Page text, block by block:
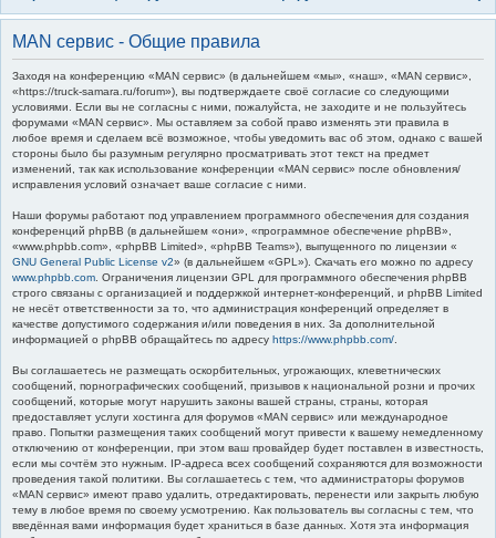
о
MAN сервис - Общие правила
Заходя на конференцию «MAN сервис» (в дальнейшем «мы», «наш», «MAN сервис»,
«https://truck-samara.ru/forum»), вы подтверждаете своё согласие со следующими
условиями. Если вы не согласны с ними, пожалуйста, не заходите и не пользуйтесь
форумами «MAN сервис». Мы оставляем за собой право изменять эти правила в
любое время и сделаем всё возможное, чтобы уведомить вас об этом, однако с вашей
стороны было бы разумным регулярно просматривать этот текст на предмет
изменений, так как использование конференции «MAN сервис» после обновления/
исправления условий означает ваше согласие с ними.
Наши форумы работают под управлением программного обеспечения для создания
конференций phpBB (в дальнейшем «они», «программное обеспечение phpBB»,
«www.phpbb.com», «phpBB Limited», «phpBB Teams»), выпущенного по лицензии «
GNU General Public License v2» (в дальнейшем «GPL»). Скачать его можно по адресу
www.phpbb.com . Ограничения лицензии GPL для программного обеспечения phpBB
строго связаны с организацией и поддержкой интернет-конференций, и phpBB Limited
не несёт ответственности за то, что администрация конференций определяет в
качестве допустимого содержания и/или поведения в них. За дополнительной
информацией о phpBB обращайтесь по адресу https://www.phpbb.com/
Вы соглашаетесь не размещать оскорбительных, угрожающих, клеветнических
сообщений, порнографических сообщений, призывов к национальной розни и прочих
сообщений, которые могут нарушить законы вашей страны, страны, которая
предоставляет услуги хостинга для форумов «MAN сервис» или международное
право. Попытки размещения таких сообщений могут привести к вашему немедленному
отключению от конференции, при этом ваш провайдер будет поставлен в известность,
если мы сочтём это нужным. IP-адреса всех сообщений сохраняются для возможности
проведения такой политики. Вы соглашаетесь с тем, что администраторы форумов
«MAN сервис» имеют право удалить, отредактировать, перенести или закрыть любую
тему в любое время по своему усмотрению. Как пользователь вы согласны с тем, что
введённая вами информация будет храниться в базе данных. Хотя эта информация